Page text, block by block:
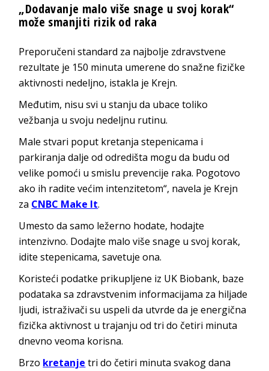
„Dodavanje malo više snage u svoj korak“
može smanjiti rizik od raka
Preporučeni standard za najbolje zdravstvene
rezultate je 150 minuta umerene do snažne fizičke
aktivnosti nedeljno, istakla je Krejn.
Međutim, nisu svi u stanju da ubace toliko
vežbanja u svoju nedeljnu rutinu.
Male stvari poput kretanja stepenicama i
parkiranja dalje od odredišta mogu da budu od
velike pomoći u smislu prevencije raka. Pogotovo
ako ih radite većim intenzitetom“, navela je Krejn
za CNBC Make It.
Umesto da samo ležerno hodate, hodajte
intenzivno. Dodajte malo više snage u svoj korak,
idite stepenicama, savetuje ona.
Koristeći podatke prikupljene iz UK Biobank, baze
podataka sa zdravstvenim informacijama za hiljade
ljudi, istraživači su uspeli da utvrde da je energična
fizička aktivnost u trajanju od tri do četiri minuta
dnevno veoma korisna.
Brzo kretanje tri do četiri minuta svakog dana